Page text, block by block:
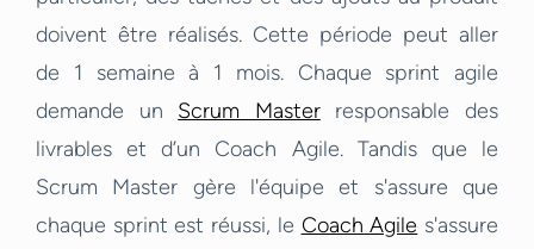
doivent être réalisés. Cette période peut aller
de 1 semaine à 1 mois. Chaque sprint agile
demande un Scrum Masterresponsable des
livrables et d’un Coach Agile. Tandis que le
Scrum Master gère l'équipe et s'assure que
chaque sprint est réussi, le Coach Agile s'assure